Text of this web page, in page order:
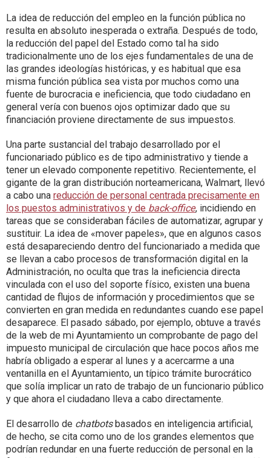
La idea de reducción del empleo en la función pública no
resulta en absoluto inesperada o extraña. Después de todo,
la reducción del papel del Estado como tal ha sido
tradicionalmente uno de los ejes fundamentales de una de
las grandes ideologías históricas, y es habitual que esa
misma función pública sea vista por muchos como una
fuente de burocracia e ineficiencia, que todo ciudadano en
general vería con buenos ojos optimizar dado que su
financiación proviene directamente de sus impuestos.
Una parte sustancial del trabajo desarrollado por el
funcionariado público es de tipo administrativo y tiende a
tener un elevado componente repetitivo. Recientemente, el
gigante de la gran distribución norteamericana, Walmart, llevó
a cabo una reducción de personal centrada precisamente en
los puestos administrativos y de back-office, incidiendo en
tareas que se consideraban fáciles de automatizar, agrupar y
sustituir. La idea de «mover papeles», que en algunos casos
está desapareciendo dentro del funcionariado a medida que
se llevan a cabo procesos de transformación digital en la
Administración, no oculta que tras la ineficiencia directa
vinculada con el uso del soporte físico, existen una buena
cantidad de flujos de información y procedimientos que se
convierten en gran medida en redundantes cuando ese papel
desaparece. El pasado sábado, por ejemplo, obtuve a través
de la web de mi Ayuntamiento un comprobante de pago del
impuesto municipal de circulación que hace pocos años me
habría obligado a esperar al lunes y a acercarme a una
ventanilla en el Ayuntamiento, un típico trámite burocrático
que solía implicar un rato de trabajo de un funcionario público
y que ahora el ciudadano lleva a cabo directamente.
El desarrollo de chatbotsbasados en inteligencia artificial,
de hecho, se cita como uno de los grandes elementos que
podrían redundar en una fuerte reducción de personal en la